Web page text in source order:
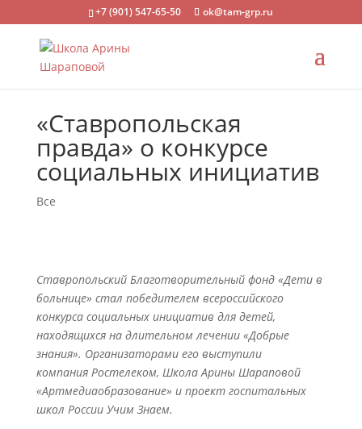
+7 (901) 547-65-50 ok@tam-grp.ru
«Ставропольская
правда» о конкурсе
социальных инициатив
Все
Ставропольский Благотворительный фонд «Дети в
больнице» стал победителем всероссийского
конкурса социальных инициатив для детей,
находящихся на длительном лечении «Добрые
знания». Организаторами его выступили
компания Ростелеком, Школа Арины Шараповой
«Артмедиаобразование» и проект госпитальных
школ России Учим Знаем.